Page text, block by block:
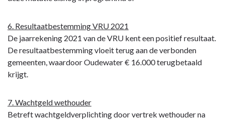
6. Resultaatbestemming VRU 2021
De jaarrekening 2021 van de VRU kent een positief resultaat.
De resultaatbestemming vloeit terug aan de verbonden
gemeenten, waardoor Oudewater € 16.000 terugbetaald
krijgt.
7. Wachtgeld wethouder
Betreft wachtgeldverplichting door vertrek wethouder na